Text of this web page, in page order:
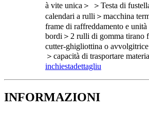
à vite unica＞ ＞Testa di
calendari a rulli＞macchina
frame di raffreddamento e
bordi＞2 rulli di gomma tirano
cutter-ghigliottina o
＞capacità di trasportare
inchiestadettagliu
INFORMAZIONI